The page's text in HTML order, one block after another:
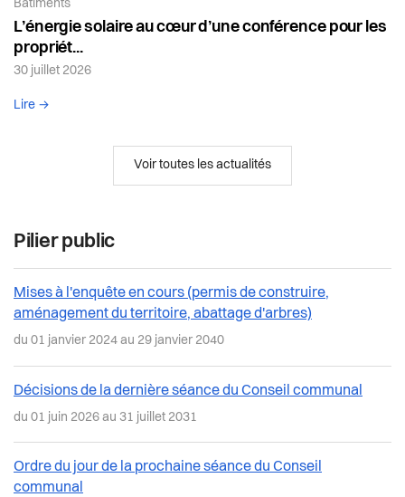
Article de la catégorie:
Bâtiments
L’énergie solaire au cœur d’une conférence pour les
propriét...
30 juillet 2026
Lire →
Voir toutes les actualités
Pilier public
Mises à l'enquête en cours (permis de construire,
aménagement du territoire, abattage d'arbres)
du 01 janvier 2024 au 29 janvier 2040
Décisions de la dernière séance du Conseil communal
du 01 juin 2026 au 31 juillet 2031
Ordre du jour de la prochaine séance du Conseil
communal